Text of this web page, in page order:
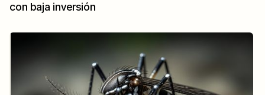
con baja inversión